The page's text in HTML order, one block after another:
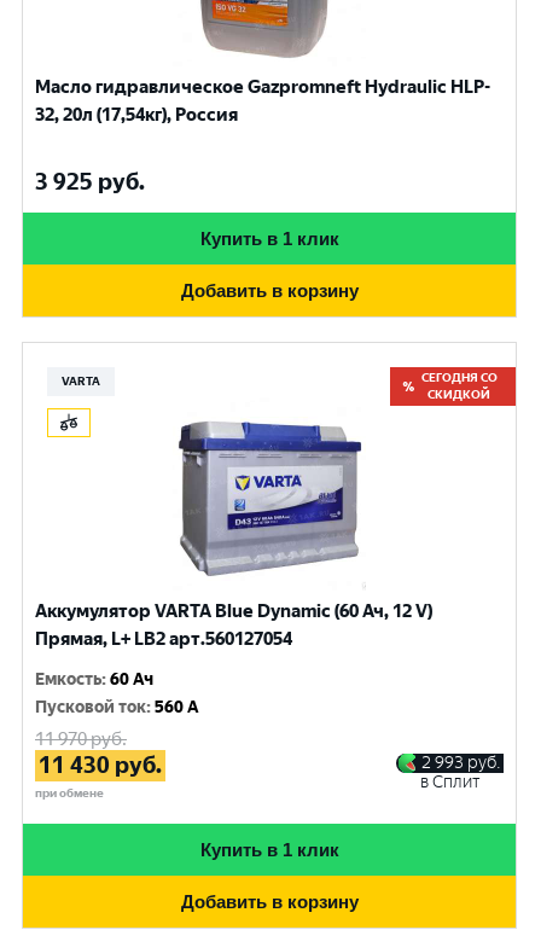
Масло гидравлическое Gazpromneft Hydraulic HLP-
32, 20л (17,54кг), Россия
3 925 руб.
Купить в 1 клик
Добавить в корзину
VARTA
СЕГОДНЯ СО
СКИДКОЙ
Аккумулятор VARTA Blue Dynamic (60 Ач, 12 V)
Прямая, L+ LB2 арт.560127054
Емкость:60 Ач
Пусковой ток:560 A
11 970руб.
11 430 руб.
при обмене
2 993 руб.
в Сплит
Купить в 1 клик
Добавить в корзину